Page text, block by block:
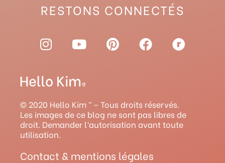
RESTONS CONNECTÉS
I
n
t
a
g
r
a
m
Y
o
t
u
b
e
P
i
r
e
s
F
a
o
o
k
R
a
y
© 2020 Hello Kim ™ – Tous droits réservés.
Les images de ce blog ne sont pas libres de
droit. Demander l’autorisation avant toute
utilisation.
Contact & mentions légales